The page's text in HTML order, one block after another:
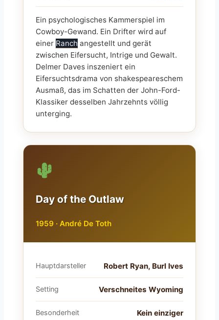
Ein psychologisches Kammerspiel im
Cowboy-Gewand. Ein Drifter wird auf
einer Ranch angestellt und gerät
zwischen Eifersucht, Intrige und Gewalt.
Delmer Daves inszeniert ein
Eifersuchtsdrama von shakespeareschem
Ausmaß, das im Schatten der John-Ford-
Klassiker desselben Jahrzehnts völlig
unterging.
Day of the Outlaw
1959 · André De Toth
Hauptdarsteller Robert Ryan, Burl Ives
Setting Verschneites Wyoming
Besonderheit
Kein einziger